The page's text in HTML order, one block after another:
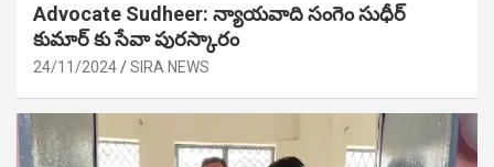
Advocate Sudheer: న్యాయవాది సంగెం సుధీర్
కుమార్ కు సేవా పురస్కారం
24/11/2024 SIRA NEWS